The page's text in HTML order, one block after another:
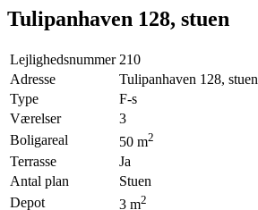
Tulipanhaven 128, stuen
Lejlighedsnummer 210
Adresse
Tulipanhaven 128, stuen
Type
F-s
Værelser
3
Boligareal
50 m2
Terrasse
Ja
Antal plan
Stuen
Depot
3 m2